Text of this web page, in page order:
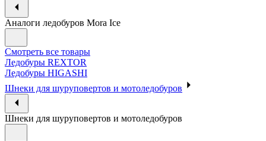
Аналоги ледобуров Mora Ice
Смотреть все товары
Ледобуры REXTOR
Ледобуры HIGASHI
Шнеки для шуруповертов и мотоледобуров
Шнеки для шуруповертов и мотоледобуров